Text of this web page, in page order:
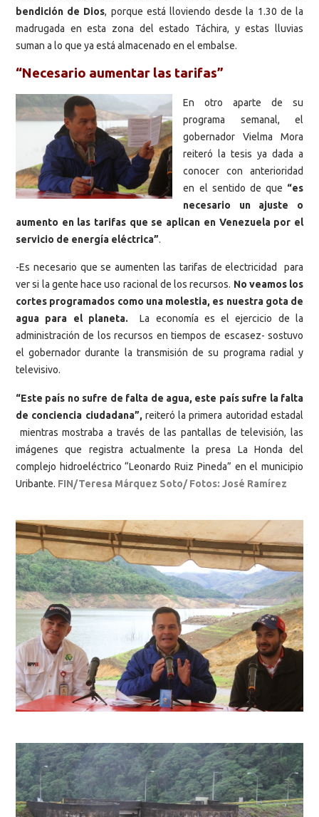
bendición de Dios, porque está lloviendo desde la 1.30 de la
madrugada en esta zona del estado Táchira, y estas lluvias
suman a lo que ya está almacenado en el embalse.
“Necesario aumentar las tarifas”
En otro aparte de su
programa semanal, el
gobernador Vielma Mora
reiteró la tesis ya dada a
conocer con anterioridad
en el sentido de que “es
necesario un ajuste o
aumento en las tarifas que se aplican en Venezuela por el
servicio de energía eléctrica”.
-Es necesario que se aumenten las tarifas de electricidad para
ver si la gente hace uso racional de los recursos. No veamos los
cortes programados como una molestia, es nuestra gota de
agua para el planeta. La economía es el ejercicio de la
administración de los recursos en tiempos de escasez- sostuvo
el gobernador durante la transmisión de su programa radial y
televisivo.
“Este país no sufre de falta de agua, este país sufre la falta
de conciencia ciudadana”, reiteró la primera autoridad estadal
mientras mostraba a través de las pantallas de televisión, las
imágenes que registra actualmente la presa La Honda del
complejo hidroeléctrico “Leonardo Ruiz Pineda” en el municipio
Uribante. FIN/Teresa Márquez Soto/ Fotos: José Ramírez